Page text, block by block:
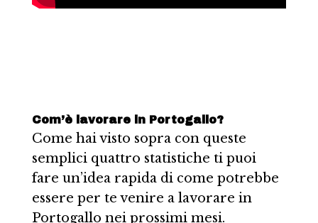
Com’è lavorare in Portogallo?
Come hai visto sopra con queste
semplici quattro statistiche ti puoi
fare un’idea rapida di come potrebbe
essere per te venire a lavorare in
Portogallo nei prossimi mesi.